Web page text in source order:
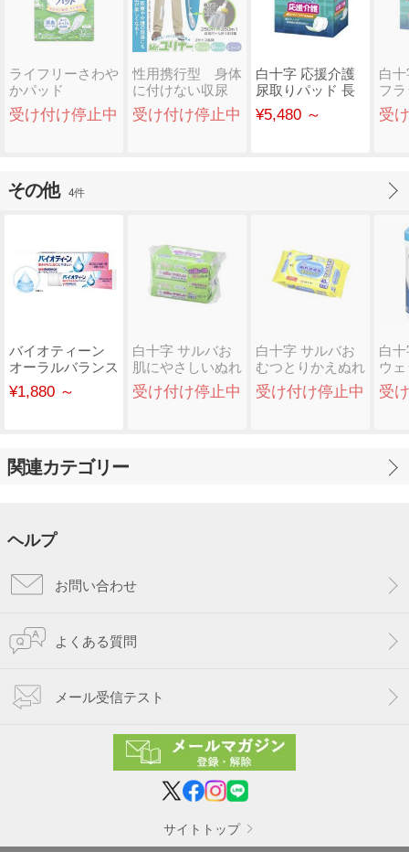
ライフリーさわや
かパッド
受け付け停止中
性用携行型 身体
に付けない収尿
器 「Mr.ユリナ
ー」
受け付け停止中
白十字 応援介護
尿取りパッド 長
時間用 男女共用
45..
¥5,480 ～
白
フ
男
x6..
受
その他 4件
バイオティーン
オーラルバランス
ジェル
¥1,880 ～
白十字 サルバお
肌にやさしいぬれ
タオル60枚入 2コ
パ..
受け付け停止中
白十字 サルバお
むつとりかえぬれ
タオル 流せるタ
イ..
受け付け停止中
白
ウ
ボ
枚..
受
関連カテゴリー
ヘルプ
お問い合わせ
よくある質問
メール受信テスト
サイトトップ